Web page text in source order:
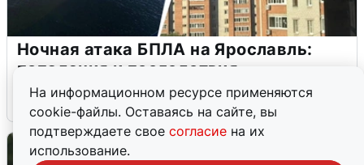
На информационном ресурсе применяются
cookie-файлы. Оставаясь на сайте, вы
подтверждаете свое согласие на их
использование.
Ночная атака БПЛА на Ярославль:
попадания и последствия
6 августа 0